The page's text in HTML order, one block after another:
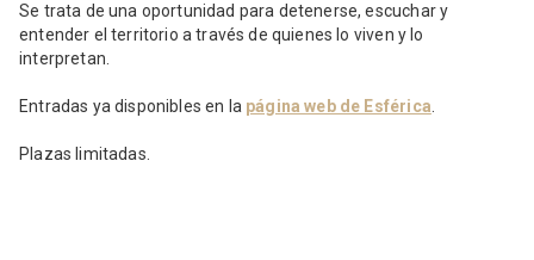
Se trata de una oportunidad para detenerse, escuchar y
entender el territorio a través de quienes lo viven y lo
interpretan.
Entradas ya disponibles en la página web de Esférica.
Plazas limitadas.